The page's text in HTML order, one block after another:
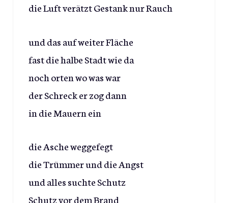
die Luft verätzt Gestank nur Rauch
und das auf weiter Fläche
fast die halbe Stadt wie da
noch orten wo was war
der Schreck er zog dann
in die Mauern ein
die Asche weggefegt
die Trümmer und die Angst
und alles suchte Schutz
Schutz vor dem Brand